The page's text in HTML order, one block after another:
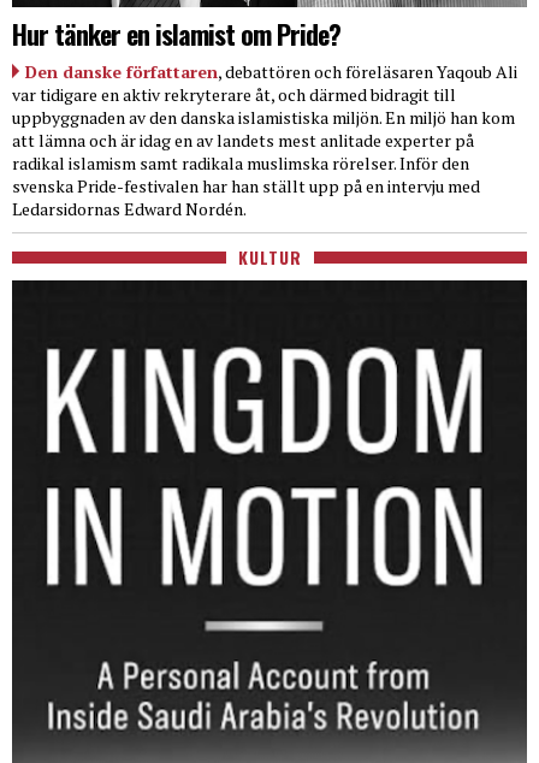
Hur tänker en islamist om Pride?
Den danske författaren, debattören och föreläsaren Yaqoub Ali
var tidigare en aktiv rekryterare åt, och därmed bidragit till
uppbyggnaden av den danska islamistiska miljön. En miljö han kom
att lämna och är idag en av landets mest anlitade experter på
radikal islamism samt radikala muslimska rörelser. Inför den
svenska Pride-festivalen har han ställt upp på en intervju med
Ledarsidornas Edward Nordén.
KULTUR